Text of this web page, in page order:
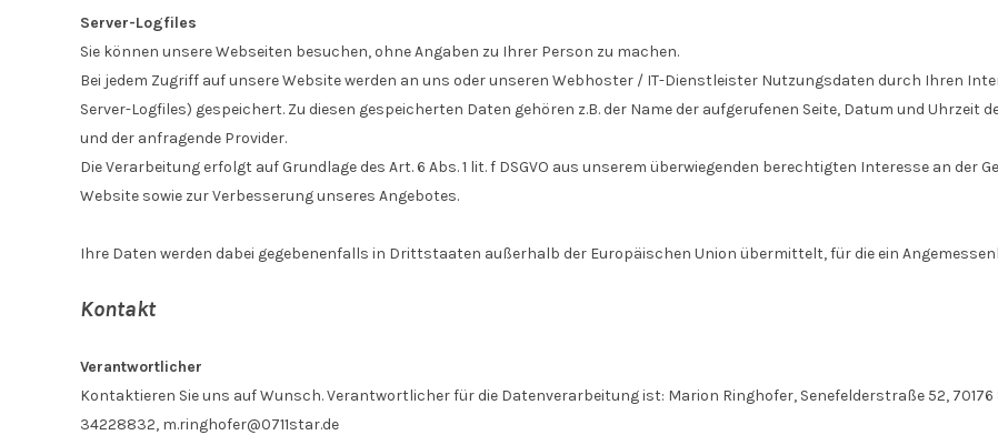
Server-Logfiles
Sie können unsere Webseiten besuchen, ohne Angaben zu Ihrer Person zu machen.
Bei jedem Zugriff auf unsere Website werden an uns oder unseren Webhoster / IT-Dienstleister Nutzungsdaten durch Ihren
Server-Logfiles) gespeichert. Zu diesen gespeicherten Daten gehören z.B. der Name der aufgerufenen Seite, Datum und Uhrzeit
und der anfragende Provider.
Die Verarbeitung erfolgt auf Grundlage des Art. 6 Abs. 1 lit. f DSGVO aus unserem überwiegenden berechtigten Interesse an
Website sowie zur Verbesserung unseres Angebotes.
Ihre Daten werden dabei gegebenenfalls in Drittstaaten außerhalb der Europäischen Union übermittelt, für die ein
Kontakt
Verantwortlicher
Kontaktieren Sie uns auf Wunsch. Verantwortlicher für die Datenverarbeitung ist: Marion Ringhofer, Senefelderstraße 52, 70176
34228832, m.ringhofer@0711star.de